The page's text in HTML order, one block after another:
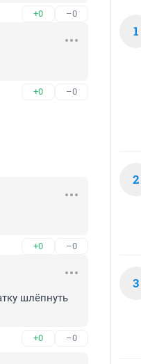
+0 –0
+0 –0
+0 –0
шлёпнуть
+0 –0
1
2
3